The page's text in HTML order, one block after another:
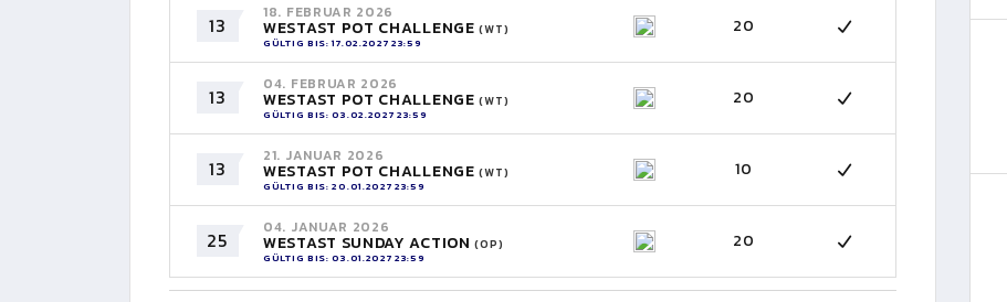
13
18. FEBRUAR 2026
WESTAST POT CHALLENGE(WT)
GÜLTIG BIS: 17.02.2027 23:59
20
13
04. FEBRUAR 2026
WESTAST POT CHALLENGE(WT)
GÜLTIG BIS: 03.02.2027 23:59
20
13
21. JANUAR 2026
WESTAST POT CHALLENGE(WT)
GÜLTIG BIS: 20.01.2027 23:59
10
25
04. JANUAR 2026
WESTAST SUNDAY ACTION(OP)
GÜLTIG BIS: 03.01.2027 23:59
20